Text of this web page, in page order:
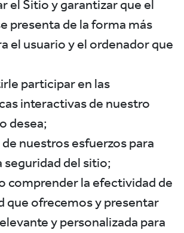
el Sitio y garantizar que el
presenta de la forma más
el usuario y el ordenador que
participar en las
interactivas de nuestro
desea;
nuestros esfuerzos para
seguridad del sitio;
comprender la efectividad de
que ofrecemos y presentar
y personalizada para